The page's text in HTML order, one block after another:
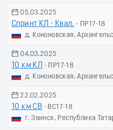
05.03.2025
Спринт КЛ - Квал. - ПР17-18
д. Кононовская,
04.03.2025
10 км КЛ
- ПР17-18
д. Кононовская,
22.02.2025
10 км СВ - ВС17-18
г. Заинск, Республика